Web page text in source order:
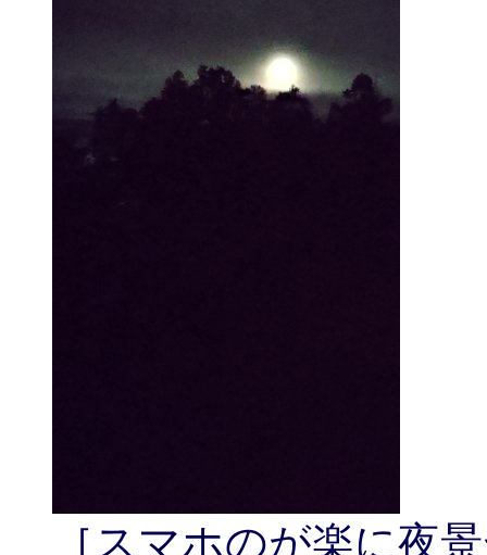
［スマホのが楽に夜